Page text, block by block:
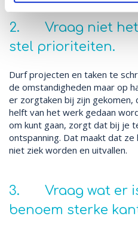
2. Vraag niet het
stel prioriteiten.
Durf projecten en taken te
de omstandigheden maar op
er zorgtaken bij zijn gekomen,
helft van het werk gedaan
om kunt gaan, zorgt dat bij je
ontspanning. Dat maakt dat ze
niet ziek worden en uitvallen.
3. Vraag wat er
benoem sterke